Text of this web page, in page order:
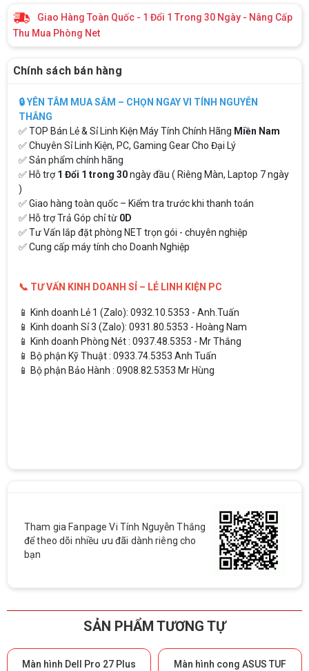
Giao Hàng Toàn Quốc - 1 Đổi 1 Trong 30 Ngày - Nâng Cấp
Thu Mua Phòng Net
Chính sách bán hàng
🔒 YÊN TÂM MUA SẮM – CHỌN NGAY VI TÍNH NGUYỄN
THẮNG
✅ TOP Bán Lẻ & Sỉ Linh Kiện Máy Tính Chính Hãng Miền Nam
✅ Chuyên Sỉ Linh Kiện, PC, Gaming Gear Cho Đại Lý
✅ Sản phẩm chính hãng
✅ Hỗ trợ1 Đổi 1 trong 30ngày đầu ( Riêng Màn, Laptop 7 ngày
)
✅ Giao hàng toàn quốc – Kiểm tra trước khi thanh toán
✅ Hỗ trợ Trả Góp chỉ từ 0D
✅ Tư Vấn lắp đặt phòng NET trọn gói - chuyên nghiệp
✅ Cung cấp máy tính cho Doanh Nghiệp
📞 TƯ VẤN KINH DOANH SỈ – LẺ LINH KIỆN PC
📱 Kinh doanh Lẻ 1 (Zalo): 0932.10.5353 - Anh.Tuấn
📱 Kinh doanh Sỉ 3 (Zalo): 0931.80.5353 - Hoàng Nam
📱 Kinh doanh Phòng Nét : 0937.48.5353 - Mr Thắng
📱 Bộ phận Kỹ Thuật : 0933.74.5353 Anh Tuấn
📱 Bộ phận Bảo Hành : 0908.82.5353 Mr Hùng
Tham gia Fanpage Vi Tính Nguyễn Thắng
để theo dõi nhiều ưu đãi dành riêng cho
bạn
SẢN PHẨM TƯƠNG TỰ
Màn hình Dell Pro 27 Plus
Màn hình cong ASUS TUF